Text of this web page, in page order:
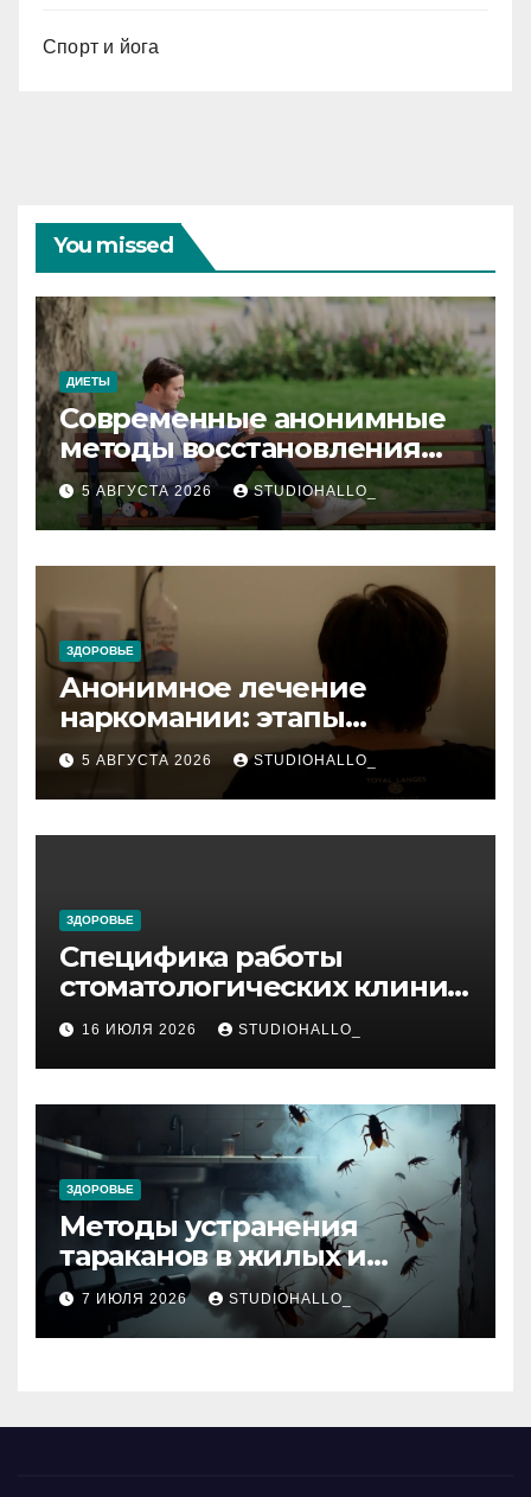
Спорт и йога
You missed
ДИЕТЫ
Современные анонимные
методы восстановления
при алкогольной
зависимости и
персональный подход
5 АВГУСТА 2026 STUDIOHALLO_
ЗДОРОВЬЕ
Анонимное лечение
наркомании: этапы
детоксикации,
реабилитации и УБОД
5 АВГУСТА 2026 STUDIOHALLO_
ЗДОРОВЬЕ
Специфика работы
стоматологических клиник
в мегаполисе
16 ИЮЛЯ 2026 STUDIOHALLO_
ЗДОРОВЬЕ
Методы устранения
тараканов в жилых и
нежилых помещениях
7 ИЮЛЯ 2026 STUDIOHALLO_